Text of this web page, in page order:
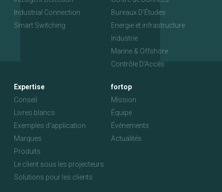
Industrial Connection
Smart Switching
Bureaux D'Études
Energie et infrastructure
Industrie
Marine & Offshore
Contrôle D'Accès
Expertise
Conseil
Livres blancs
Exemples d'application
Marques
Produits
Le client sous les projecteurs
Solutions pour les clients
fortop
Mission
Équipe
Événements
Actualités